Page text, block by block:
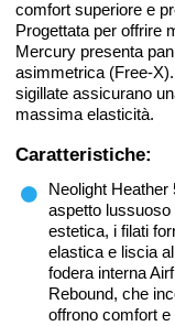
comfort superiore e
Progettata per offrire
Mercury presenta
asimmetrica (Free-
sigillate assicurano
massima elasticità.
Caratteristiche:
Neolight Heather
aspetto
estetica, i filati
elastica e liscia
fodera interna
Rebound, che
offrono comfort